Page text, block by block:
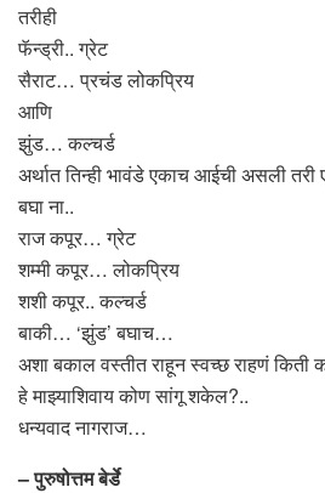
तरीही
फॅन्ड्री.. ग्रेट
सैराट… प्रचंड लोकप्रिय
आणि
झुंड… कल्चर्ड
अर्थात तिन्ही भावंडे एकाच आईची असली
बघा ना..
राज कपूर… ग्रेट
शम्मी कपूर… लोकप्रिय
शशी कपूर.. कल्चर्ड
बाकी… ‘झुंड’ बघाच…
अशा बकाल वस्तीत राहून स्वच्छ राहणं किती
हे माझ्याशिवाय कोण सांगू शकेल?..
धन्यवाद नागराज…
– पुरुषोत्तम बेर्डे